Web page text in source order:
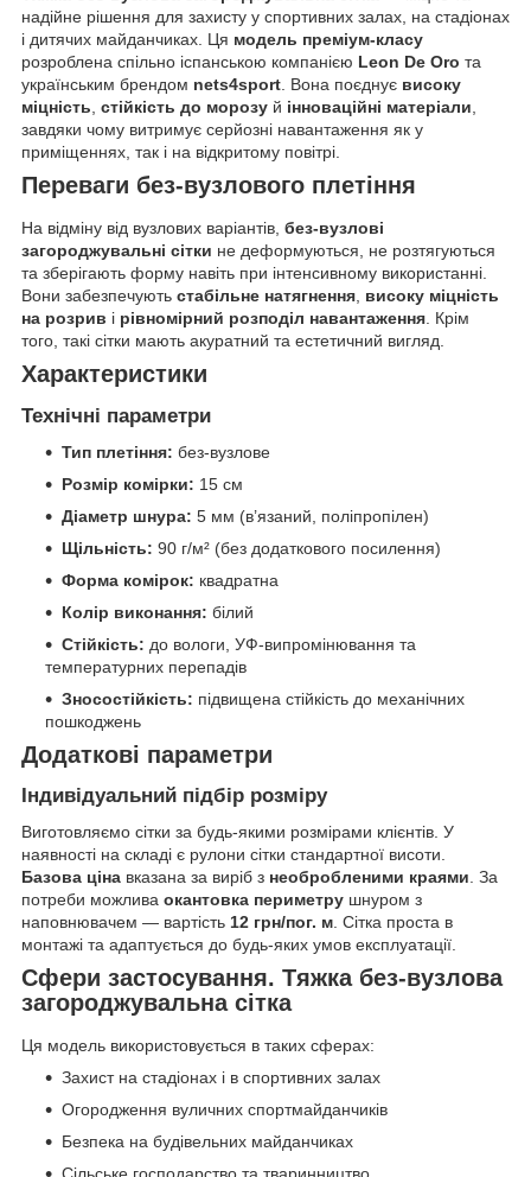
надійне рішення для захисту у спортивних залах, на стадіонах
і дитячих майданчиках. Ця модель преміум-класу
розроблена спільно іспанською компанією Leon De Oro та
українським брендом nets4sport. Вона поєднує високу
міцність, стійкість до морозу й інноваційні матеріали,
завдяки чому витримує серйозні навантаження як у
приміщеннях, так і на відкритому повітрі.
Переваги без-вузлового плетіння
На відміну від вузлових варіантів, без-вузлові
загороджувальні сітки не деформуються, не розтягуються
та зберігають форму навіть при інтенсивному використанні.
Вони забезпечують стабільне натягнення високу міцність
на розрив і рівномірний розподіл навантаження . Крім
того, такі сітки мають акуратний та естетичний вигляд.
Характеристики
Технічні параметри
Тип плетіння: без-вузлове
Розмір комірки: 15 см
Діаметр шнура: 5 мм (в’язаний, поліпропілен)
Щільність: 90 г/м² (без додаткового посилення)
Форма комірок: квадратна
Колір виконання: білий
Стійкість: до вологи, УФ-випромінювання та
температурних перепадів
Зносостійкість: підвищена стійкість до механічних
пошкоджень
Додаткові параметри
Індивідуальний підбір розміру
Виготовляємо сітки за будь-якими розмірами клієнтів. У
наявності на складі є рулони сітки стандартної висоти.
Базова ціна вказана за виріб з необробленими краями . За
потреби можлива окантовка периметру шнуром з
наповнювачем — вартість 12 грн/пог. м . Сітка проста в
монтажі та адаптується до будь-яких умов експлуатації.
Сфери застосування. Тяжка без-вузлова
загороджувальна сітка
Ця модель використовується в таких сферах:
Захист на стадіонах і в спортивних залах
Огородження вуличних спортмайданчиків
Безпека на будівельних майданчиках
Сільське господарство та тваринництво